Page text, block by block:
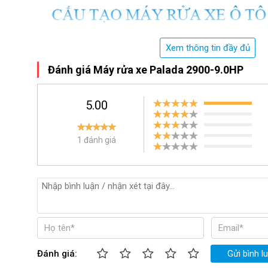
Xem thông tin đầy đủ
Đánh giá Máy rửa xe Palada 2900-9.0HP
5.00
1 đánh giá
Đánh giá: Gửi bình